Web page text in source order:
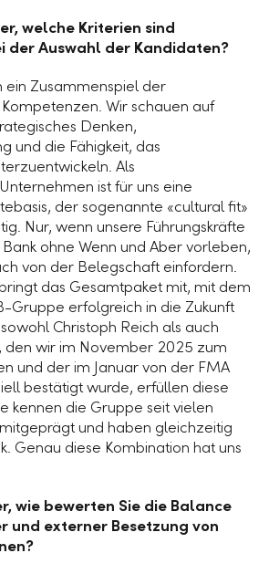
welche Kriterien sind
der Auswahl der Kandidaten?
ein Zusammenspiel der
Wir schauen auf
Denken,
und die Fähigkeit, das
Als
ist für uns eine
der sogenannte «cultural fit»
Nur, wenn unsere Führungskräfte
ohne Wenn und Aber vorleben,
von der Belegschaft einfordern.
das Gesamtpaket mit, mit dem
Gruppe erfolgreich in die Zukunft
Christoph Reich als auch
den wir im November 2025 zum
und der im Januar von der FMA
bestätigt wurde, erfüllen diese
kennen die Gruppe seit vielen
und haben gleichzeitig
Genau diese Kombination hat uns
wie bewerten Sie die Balance
und externer Besetzung von